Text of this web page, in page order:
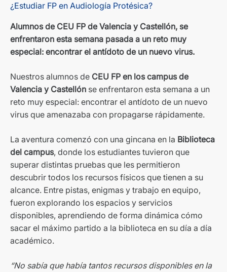
Alumnos de CEU FP de Valencia y Castellón, se
enfrentaron esta semana pasada a un reto muy
especial: encontrar el antídoto de un nuevo virus.
Nuestros alumnos de CEU FP en los campus de
Valencia y Castellón se enfrentaron esta semana a un
reto muy especial: encontrar el antídoto de un nuevo
virus que amenazaba con propagarse rápidamente.
La aventura comenzó con una gincana en la Biblioteca
del campus, donde los estudiantes tuvieron que
superar distintas pruebas que les permitieron
descubrir todos los recursos físicos que tienen a su
alcance. Entre pistas, enigmas y trabajo en equipo,
fueron explorando los espacios y servicios
disponibles, aprendiendo de forma dinámica cómo
sacar el máximo partido a la biblioteca en su día a día
académico.
“No sabía que había tantos recursos disponibles en la
¿Estudiar FP en Audiología Protésica?